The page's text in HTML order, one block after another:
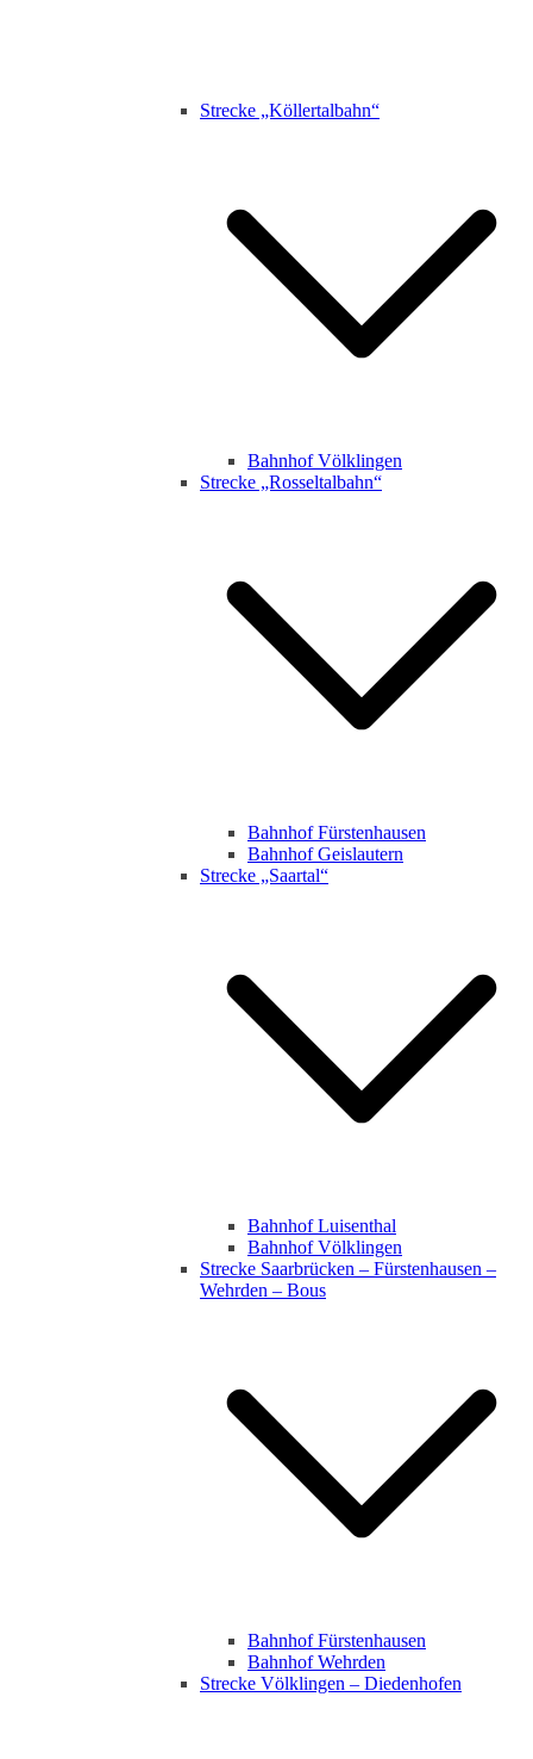
Strecke „Köllertalbahn“
Bahnhof Völklingen
Strecke „Rosseltalbahn“
Bahnhof Fürstenhausen
Bahnhof Geislautern
Strecke „Saartal“
Bahnhof Luisenthal
Bahnhof Völklingen
Strecke Saarbrücken – Fürstenhausen –
Wehrden – Bous
Bahnhof Fürstenhausen
Bahnhof Wehrden
Strecke Völklingen – Diedenhofen